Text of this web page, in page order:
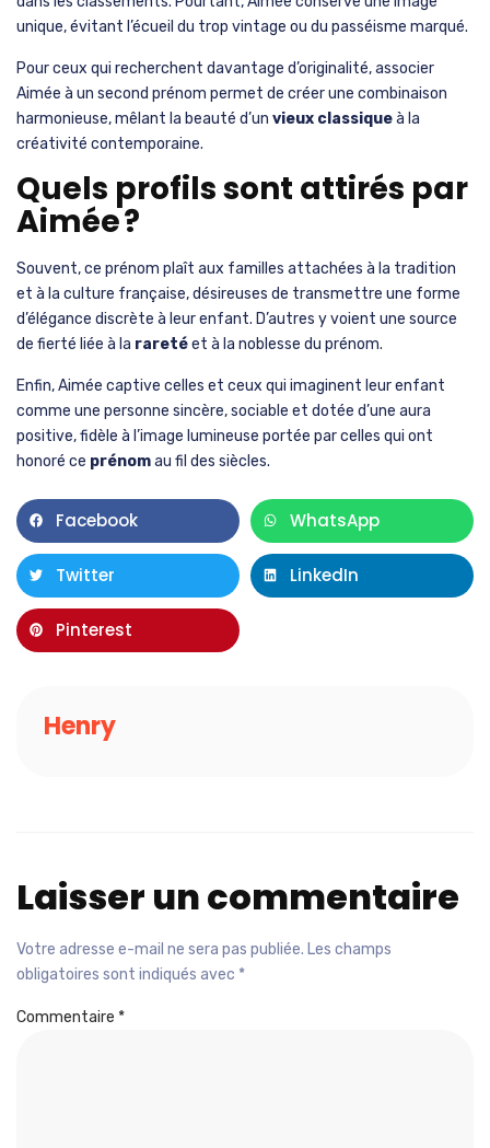
unique, évitant l’écueil du trop vintage ou du passéisme marqué.
Pour ceux qui recherchent davantage d’originalité, associer
Aimée à un second prénom permet de créer une combinaison
harmonieuse, mêlant la beauté d’un vieux classiqueà la
créativité contemporaine.
Quels profils sont attirés par
Aimée ?
Souvent, ce prénom plaît aux familles attachées à la tradition
et à la culture française, désireuses de transmettre une forme
d’élégance discrète à leur enfant. D’autres y voient une source
de fierté liée à la raretéet à la noblesse du prénom.
Enfin, Aimée captive celles et ceux qui imaginent leur enfant
comme une personne sincère, sociable et dotée d’une aura
positive, fidèle à l’image lumineuse portée par celles qui ont
honoré ce prénomau fil des siècles.
Facebook WhatsApp
Twitter LinkedIn
Pinterest
Henry
Laisser un commentaire
Votre adresse e-mail ne sera pas publiée. Les champs
obligatoires sont indiqués avec *
Commentaire *